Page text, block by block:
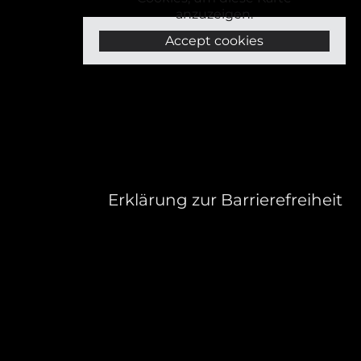
anzuzeigen.
Accept cookies
Erklärung zur Barrierefreiheit